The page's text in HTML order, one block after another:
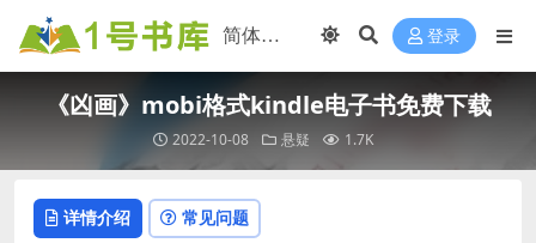
登录
《凶画》mobi格式kindle电子书免费下载
2022-10-08 悬疑 1.7K
详情介绍 常见问题